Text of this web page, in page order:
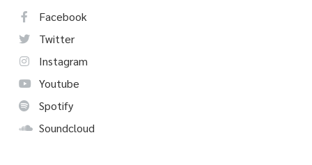
Facebook
Twitter
Instagram
Youtube
Spotify
Soundcloud